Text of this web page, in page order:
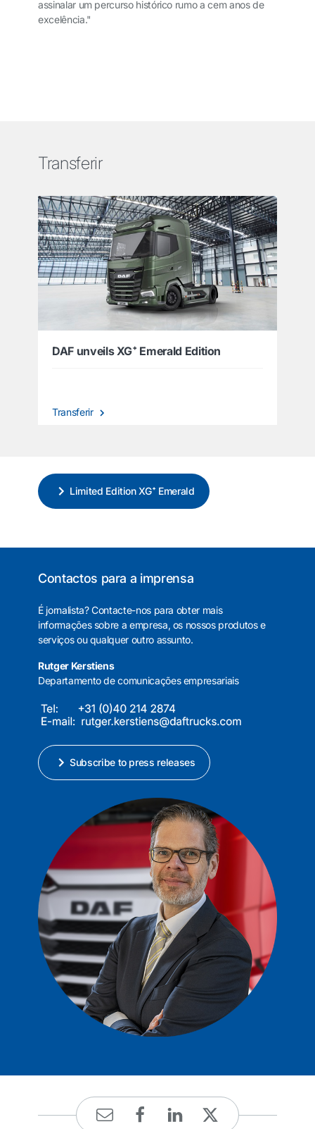
assinalar um percurso histórico rumo a cem anos de
excelência."
Transferir
DAF unveils XG⁺ Emerald Edition
Transferir
Limited Edition XG⁺ Emerald
Contactos para a imprensa
É jornalista? Contacte-nos para obter mais
informações sobre a empresa, os nossos produtos e
serviços ou qualquer outro assunto.
Rutger Kerstiens
Departamento de comunicações empresariais
Subscribe to press releases